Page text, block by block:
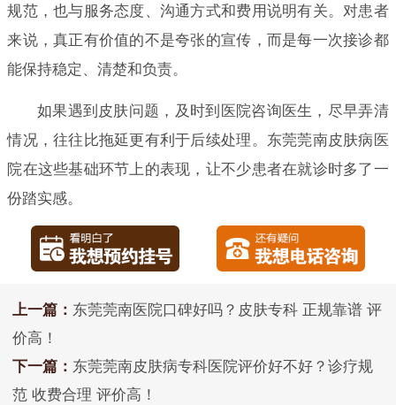
规范，也与服务态度、沟通方式和费用说明有关。对患者
来说，真正有价值的不是夸张的宣传，而是每一次接诊都
能保持稳定、清楚和负责。
如果遇到皮肤问题，及时到医院咨询医生，尽早弄清
情况，往往比拖延更有利于后续处理。东莞莞南皮肤病医
院在这些基础环节上的表现，让不少患者在就诊时多了一
份踏实感。
上一篇： 东莞莞南医院口碑好吗？皮肤专科 正规靠谱 评
价高！
下一篇： 东莞莞南皮肤病专科医院评价好不好？诊疗规
范 收费合理 评价高！